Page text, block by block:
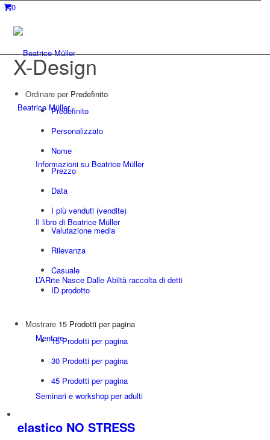
0
Beatrice Müller
Informazioni su Beatrice Müller
Il libro di Beatrice Müller
L’ARrte Nasce Dalle Abiltà raccolta di detti
Mentore
Seminari e workshop per adulti
X-Design
Ordinare per Predefinito
Predefinito
Personalizzato
Nome
Prezzo
Data
I più venduti (vendite)
Valutazione media
Rilevanza
Casuale
ID prodotto
Mostrare 15 Prodotti per pagina
15 Prodotti per pagina
30 Prodotti per pagina
45 Prodotti per pagina
elastico NO STRESS